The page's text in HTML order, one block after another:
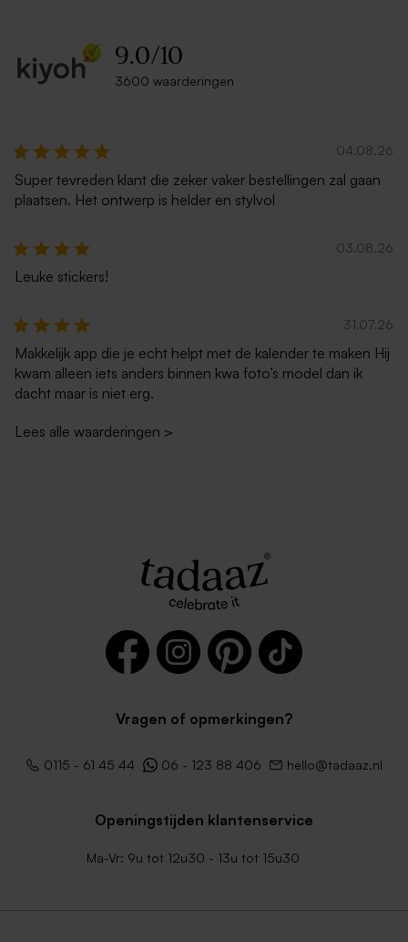
9.0/10
3600 waarderingen
04.08.26
Super tevreden klant die zeker vaker bestellingen zal gaan
plaatsen. Het ontwerp is helder en stylvol
03.08.26
Leuke stickers!
31.07.26
Makkelijk app die je echt helpt met de kalender te maken Hij
kwam alleen iets anders binnen kwa foto’s model dan ik
dacht maar is niet erg.
Lees alle waarderingen >
Vragen of opmerkingen?
0115 - 61 45 44 06 - 123 88 406 hello@tadaaz.nl
Openingstijden klantenservice
Ma-Vr: 9u tot 12u30 - 13u tot 15u30